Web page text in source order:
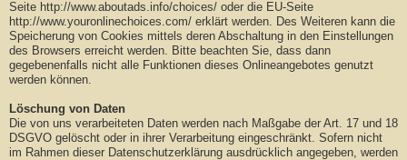
Seite http://www.aboutads.info/choices/ oder die EU-Seite
http://www.youronlinechoices.com/ erklärt werden. Des Weiteren kann die
Speicherung von Cookies mittels deren Abschaltung in den Einstellungen
des Browsers erreicht werden. Bitte beachten Sie, dass dann
gegebenenfalls nicht alle Funktionen dieses Onlineangebotes genutzt
werden können.
Löschung von Daten
Die von uns verarbeiteten Daten werden nach Maßgabe der Art. 17 und 18
DSGVO gelöscht oder in ihrer Verarbeitung eingeschränkt. Sofern nicht
im Rahmen dieser Datenschutzerklärung ausdrücklich angegeben, werden